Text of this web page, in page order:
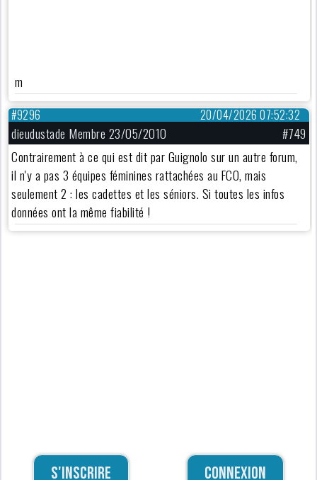
m
20/04/2026 07:52:32
#9296
dieudustade Membre 23/05/2010
#749
Contrairement à ce qui est dit par Guignolo sur un autre forum,
il n'y a pas 3 équipes féminines rattachées au FCO, mais
seulement 2 : les cadettes et les séniors. Si toutes les infos
données ont la même fiabilité !
S'inscrire Connexion